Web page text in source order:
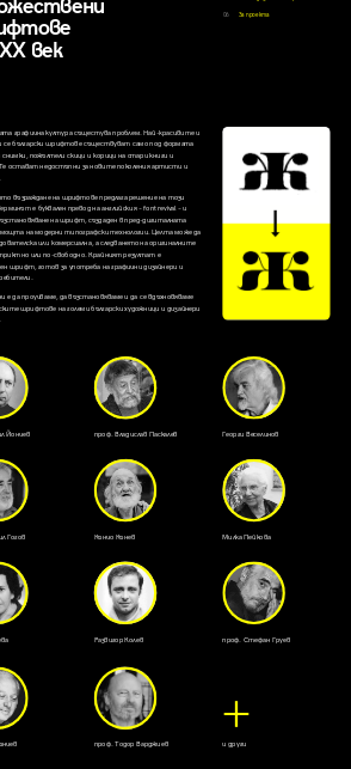
век
За проекта
06
графична култура същестува проблем. Най-красивите и
се български шрифтове съществуват само под формата
снимки, пожълтели скици и корици на стари книги и
остават недостъпни за новите поколения артисти и
възраждане на шрифтове предлага решение на този
е буквален превод на английския – font revival – и
на шрифт, създаден в пред-дигиталната
на модерни типографски технологии. Целта може да
или комерсиална, а следването на оригиналните
или по-свободно. Крайният резултат е
шрифт, готов за употреба на графични дизайнери и
е да проучваме, да възстановяваме и да се вдъхновяваме
шрифтове на големи български художници и дизайнери
Йончев проф. Владислав Паскалев Георги Веселинов
Гогов Кънчо Кънев Милка Пейкова
проф. Стефан Груев
Развигор Колев
+
проф. Тодор Варджиев и други